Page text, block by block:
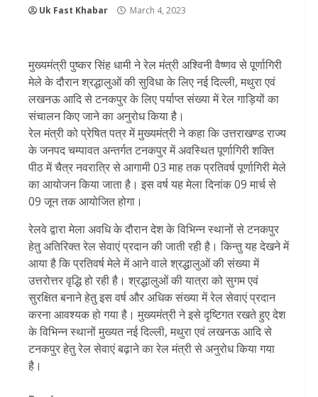
Uk Fast Khabar March 4, 2023
मुख्यमंत्री पुष्कर सिंह धामी ने रेल मंत्री अश्विनी वैष्णव से पूर्णागिरी
मेले के दौरान श्रद्धालुओं की सुविधा के लिए नई दिल्ली, मथुरा एवं
लखनऊ आदि से टनकपुर के लिए पर्याप्त संख्या में रेल गाड़ियों का
संचालन किए जाने का अनुरोध किया है।
रेल मंत्री को प्रेषित पत्र में मुख्यमंत्री ने कहा कि उत्तराखण्ड राज्य
के जनपद चम्पावत अन्तर्गत टनकपुर में अवस्थित पूर्णागिरी शक्ति
पीठ में चैत्र नवरात्रि से आगामी 03 माह तक प्रतिवर्ष पूर्णागिरी मेले
का आयोजन किया जाता है। इस वर्ष यह मेला दिनांक 09 मार्च से
09 जून तक आयोजित होगा।
रेलवे द्वारा मेला अवधि के दौरान देश के विभिन्न स्थानों से टनकपुर
हेतु अतिरिक्त रेल सेवाएं प्रदान की जाती रही है। किन्तु यह देखने में
आया है कि प्रतिवर्ष मेले में आने वाले श्रद्धालुओं की संख्या में
उत्तरोत्तर वृद्धि हो रही है। श्रद्धालुओं की यात्रा को सुगम एवं
सुरक्षित बनाने हेतु इस वर्ष और अधिक संख्या में रेल सेवाएं प्रदान
करना आवश्यक हो गया है। मुख्यमंत्री ने इसे दृष्टिगत रखते हुए देश
के विभिन्न स्थानों मुख्यत नई दिल्ली, मथुरा एवं लखनऊ आदि से
टनकपुर हेतु रेल सेवाएं बढ़ाने का रेल मंत्री से अनुरोध किया गया
है।